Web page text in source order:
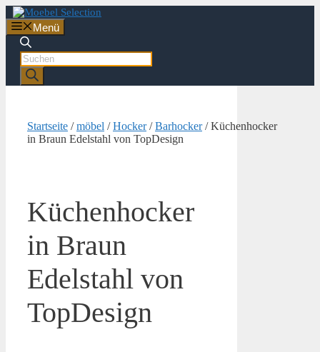
Zum
Inhalt
springen
Menü
Products
search
Startseite /möbel /Hocker/Barhocker/ Küchenhocker
in Braun Edelstahl von TopDesign
Küchenhocker
in Braun
Edelstahl von
TopDesign